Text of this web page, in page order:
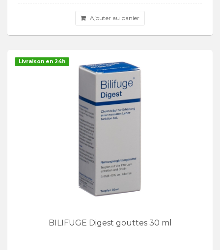
Ajouter au panier
Livraison en 24h
BILIFUGE Digest gouttes 30 ml